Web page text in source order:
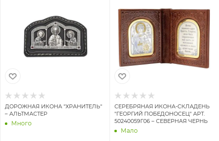
ДОРОЖНАЯ ИКОНА "ХРАНИТЕЛЬ"
– АЛЬТМАСТЕР
Много
СЕРЕБРЯНАЯ ИКОНА-СКЛАДЕНЬ
"ГЕОРГИЙ ПОБЕДОНОСЕЦ" АРТ.
50240059Г06 – СЕВЕРНАЯ ЧЕРНЬ
Мало